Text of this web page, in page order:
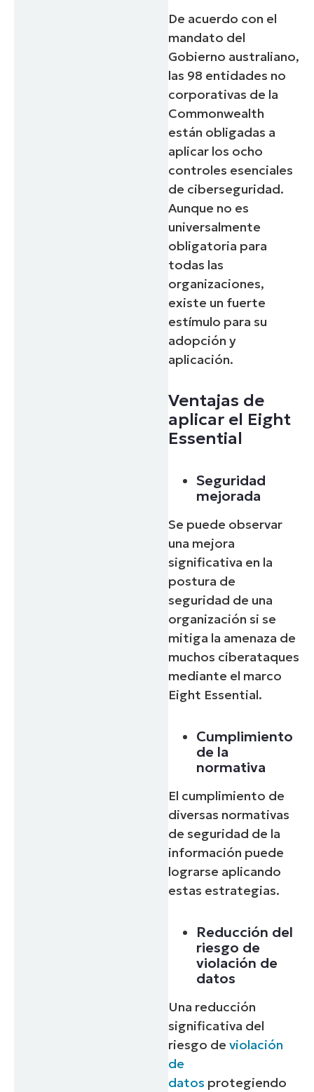
De acuerdo con el
mandato del
Gobierno australiano,
las 98 entidades no
corporativas de la
Commonwealth
están obligadas a
aplicar los ocho
controles esenciales
de ciberseguridad.
Aunque no es
universalmente
obligatoria para
todas las
organizaciones,
existe un fuerte
estímulo para su
adopción y
aplicación.
Ventajas de
aplicar el Eight
Essential
Seguridad
mejorada
Se puede observar
una mejora
significativa en la
postura de
seguridad de una
organización si se
mitiga la amenaza de
muchos ciberataques
mediante el marco
Eight Essential.
Cumplimiento
de la
normativa
El cumplimiento de
diversas normativas
de seguridad de la
información puede
lograrse aplicando
estas estrategias.
Reducción del
riesgo de
violación de
datos
Una reducción
significativa del
riesgo deviolación
de
datos protegiendo